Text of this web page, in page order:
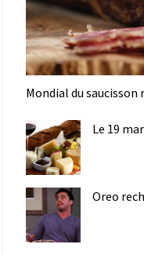
Mondial du
Le 19
Oreo